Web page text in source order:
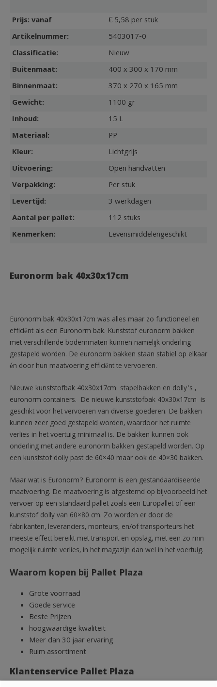
Prijs: vanaf
€ 5,58 per stuk
Artikelnummer:
5403017-0
Classificatie:
Nieuw
Buitenmaat:
400 x 300 x 170 mm
Binnenmaat:
370 x 270 x 165 mm
Gewicht:
1100 gr
Inhoud:
15 L
Materiaal:
PP
Kleur:
Lichtgrijs
Uitvoering:
Open handvatten
Verpakking:
Per stuk
Levertijd:
3 werkdagen
Aantal per pallet:
112 stuks
Kenmerken:
Levensmiddelengeschikt
Euronorm bak 40x30x17cm
Euronorm bak 40x30x17cm was alles maar zo functioneel en
efficiënt als een Euronorm bak. Kunststof euronorm bakken
met verschillende bodemmaten kunnen namelijk onderling
gestapeld worden. De euronorm bakken staan stabiel op elkaar
én door hun maatvoering efficiënt te vervoeren.
Nieuwe kunststofbak 40x30x17cm stapelbakken en dolly’s ,
euronorm containers. De nieuwe kunststofbak 40x30x17cm is
geschikt voor het vervoeren van diverse goederen. De bakken
kunnen zeer goed gestapeld worden, waardoor het ruimte
verlies in het voertuig minimaal is. De bakken kunnen ook
onderling met andere euronorm bakken gestapeld worden. Op
een kunststof dolly past de 60×40 maar ook de 40×30 bakken.
Maar wat is Euronorm? Euronorm is een gestandaardiseerde
maatvoering. De maatvoering is afgestemd op bijvoorbeeld het
vervoer op een standaard pallet zoals een Europallet of een
kunststof dolly van 60×80 cm. Zo worden er door de
fabrikanten, leveranciers, monteurs, en/of transporteurs het
meeste effect bereikt met transport en opslag, met een zo min
mogelijk ruimte verlies, in het magazijn dan wel in het voertuig.
Waarom kopen bij Pallet Plaza
Grote voorraad
Goede service
Beste Prijzen
hoogwaardige kwaliteit
Meer dan 30 jaar ervaring
Ruim assortiment
Klantenservice Pallet Plaza